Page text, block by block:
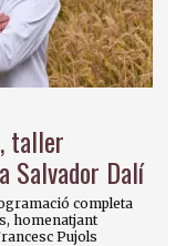
taller
Salvador Dalí
completa
homenatjant
Pujols